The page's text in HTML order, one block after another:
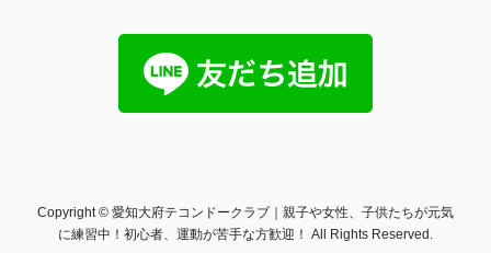
Copyright © 愛知大府テコンドークラブ｜親子や女性、子供たちが元気
に練習中！初心者、運動が苦手な方歓迎！ All Rights Reserved.